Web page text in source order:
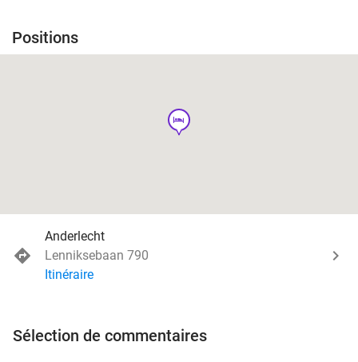
Positions
hotel
Anderlecht
Lenniksebaan 790
Itinéraire
Sélection de commentaires